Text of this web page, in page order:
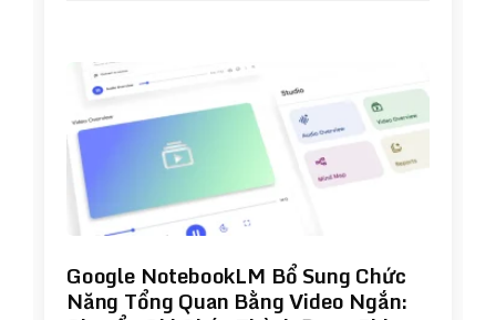
Google NotebookLM Bổ Sung Chức
Năng Tổng Quan Bằng Video Ngắn: